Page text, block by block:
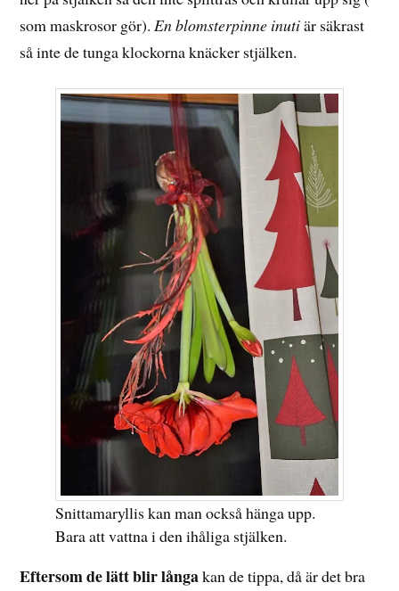
som maskrosor gör). En blomsterpinne inutiär säkrast
så inte de tunga klockorna knäcker stjälken.
Snittamaryllis kan man också hänga upp.
Bara att vattna i den ihåliga stjälken.
Eftersom de lätt blir långakan de tippa, då är det bra